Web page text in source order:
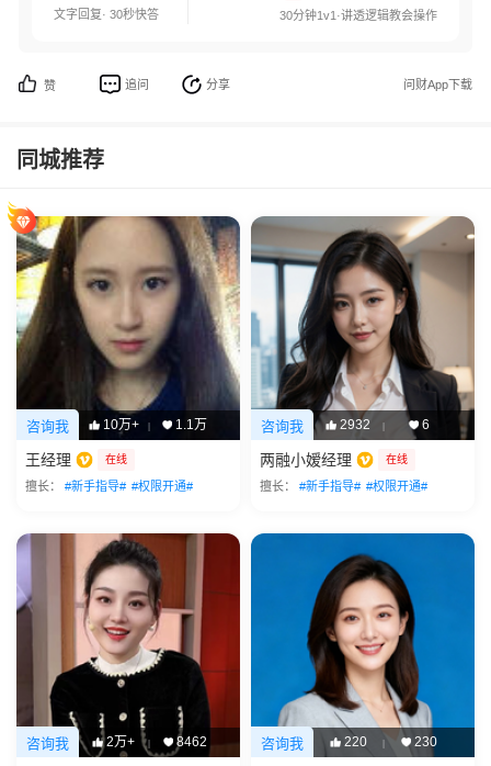
文字回复· 30秒快答 30分钟1v1·讲透逻辑教会操作
赞 追问 分享 问财App下载
同城推荐
咨询我 10万+ | 1.1万
王经理 在线
擅长： #新手指导# #权限开通#
咨询我 2932 | 6
两融小嫒经理 在线
擅长： #新手指导# #权限开通#
咨询我 2万+ | 8462 咨询我 220 | 230